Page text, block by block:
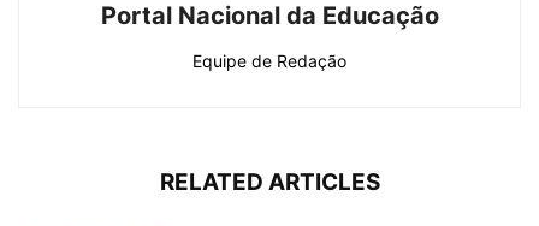
Portal Nacional da Educação
Equipe de Redação
RELATED ARTICLES